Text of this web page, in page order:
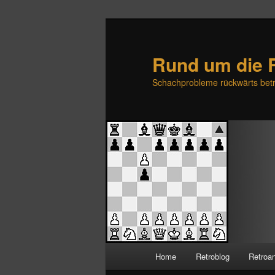
Rund um die
Schachprobleme rückwärts
Zum
Zum
Home Retroblog